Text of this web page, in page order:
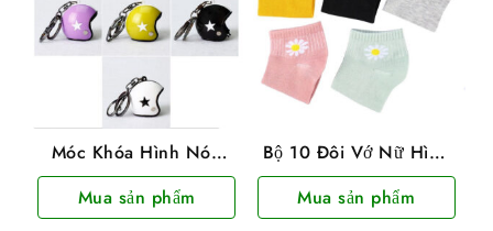
Móc Khóa Hình Nón
Bảo Hiểm
Mua sản phẩm
Bộ 10 Đôi Vớ Nữ Hình
Hoa Cúc Mềm Nhẹ Co
Giãn 4 Chiều
Mua sản phẩm